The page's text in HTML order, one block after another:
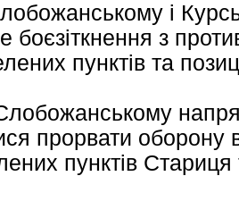
і
боєзіткнення з
пунктів та
прорвати оборону
пунктів